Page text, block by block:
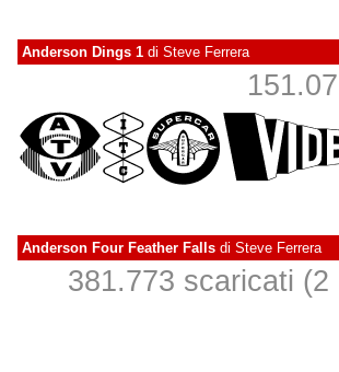
Anderson Dings 1 di Steve Ferrera
Anderson Four Feather Falls di Steve Ferrera
381.773 scaricati (2